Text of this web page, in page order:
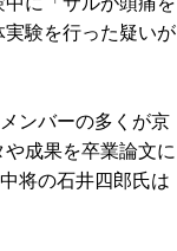
験を行った疑いが
ンバーの多くが京
成果を卒業論文に
将の石井四郎氏は